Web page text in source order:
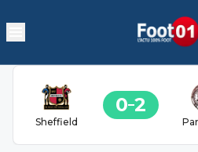
Sheffield
0 2